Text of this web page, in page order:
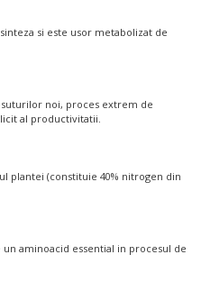
si este usor metabolizat de
noi, proces extrem de
al productivitatii.
plantei (constituie 40% nitrogen din
aminoacid essential in procesul de